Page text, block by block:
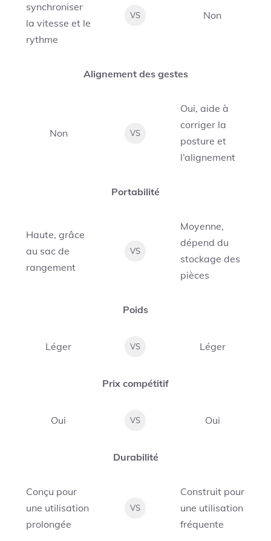
synchroniser
la vitesse et le
rythme
VS Non
Alignement des gestes
Non VS
Oui, aide à
corriger la
posture et
l’alignement
Portabilité
Haute, grâce
au sac de
rangement
VS
Moyenne,
dépend du
stockage des
pièces
Poids
Léger VS Léger
Prix compétitif
Oui VS Oui
Durabilité
Conçu pour
une utilisation
prolongée
VS
Construit pour
une utilisation
fréquente